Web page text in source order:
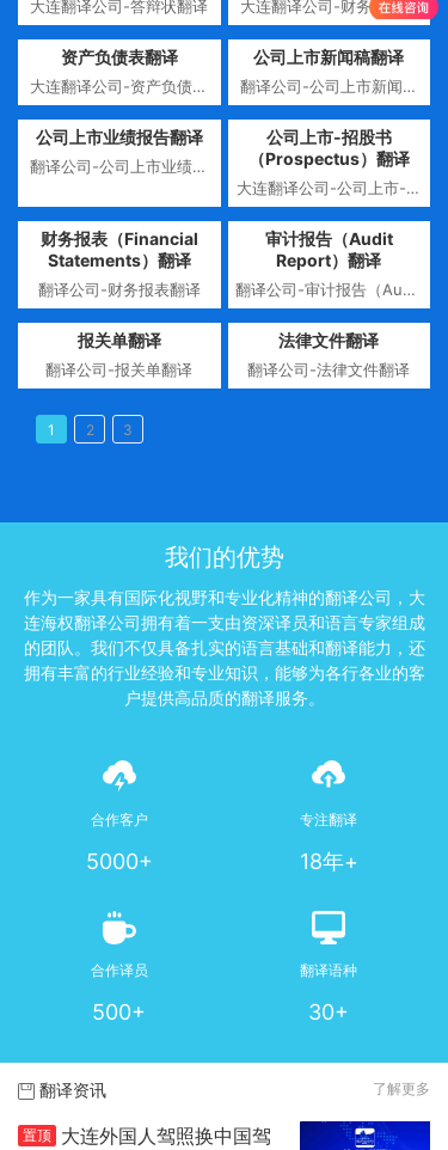
大连翻译公司-答辩状翻译
大连翻译公司-财务报告翻
译
资产负债表翻译
大连翻译公司-资产负债表
翻译
公司上市新闻稿翻译
翻译公司-公司上市新闻稿
翻译
公司上市业绩报告翻译
翻译公司-公司上市业绩报
公司上市-招股书
（Prospectus）翻译
大连翻译公司-公司上市-招
股书翻译
财务报表（Financial
Statements）翻译
翻译公司-财务报表翻译
审计报告（Audit
Report）翻译
翻译公司-审计报告（Audit
Report）翻译
报关单翻译
翻译公司-报关单翻译
法律文件翻译
翻译公司-法律文件翻译
1 2 3
我们的优势
作为一家具有国际化视野和专业化精神的翻译公司，大
连海权翻译公司拥有着一支由资深译员和语言专家组成
的团队。我们不仅具备扎实的语言基础和翻译能力，还
拥有丰富的行业经验和专业知识，能够为各行各业的客
户提供高品质的翻译服务。
合作客户
5000+
专注翻译
18年+
合作译员
500+
翻译语种
30+
翻译资讯 了解更多
置顶